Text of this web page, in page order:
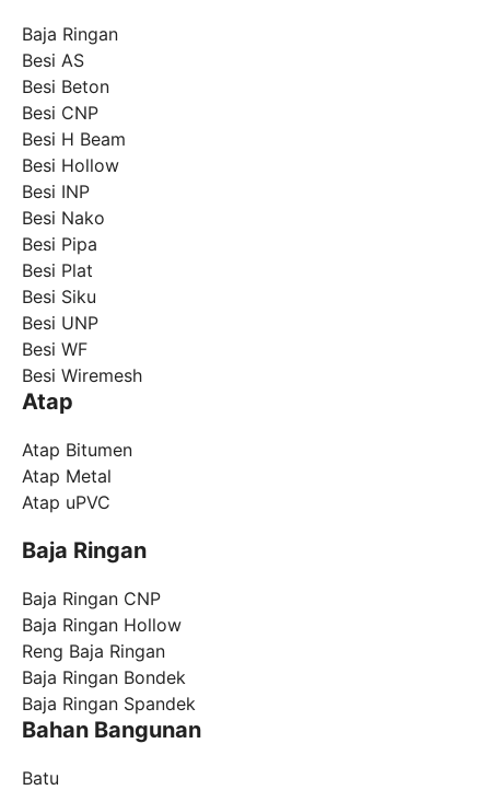
Baja Ringan
Besi AS
Besi Beton
Besi CNP
Besi H Beam
Besi Hollow
Besi INP
Besi Nako
Besi Pipa
Besi Plat
Besi Siku
Besi UNP
Besi WF
Besi Wiremesh
Atap
Atap Bitumen
Atap Metal
Atap uPVC
Baja Ringan
Baja Ringan CNP
Baja Ringan Hollow
Reng Baja Ringan
Baja Ringan Bondek
Baja Ringan Spandek
Bahan Bangunan
Batu